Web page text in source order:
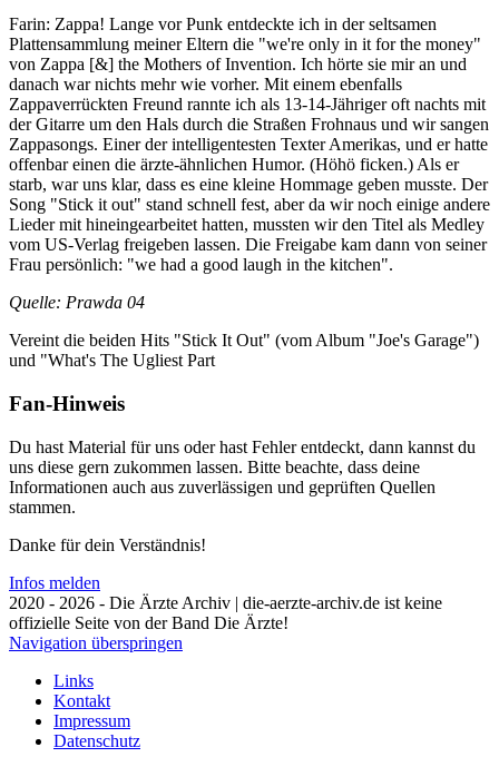
Farin: Zappa! Lange vor Punk entdeckte ich in der seltsamen
Plattensammlung meiner Eltern die "we're only in it for the money"
von Zappa [&] the Mothers of Invention. Ich hörte sie mir an und
danach war nichts mehr wie vorher. Mit einem ebenfalls
Zappaverrückten Freund rannte ich als 13-14-Jähriger oft nachts mit
der Gitarre um den Hals durch die Straßen Frohnaus und wir sangen
Zappasongs. Einer der intelligentesten Texter Amerikas, und er hatte
offenbar einen die ärzte-ähnlichen Humor. (Höhö ficken.) Als er
starb, war uns klar, dass es eine kleine Hommage geben musste. Der
Song "Stick it out" stand schnell fest, aber da wir noch einige andere
Lieder mit hineingearbeitet hatten, mussten wir den Titel als Medley
vom US-Verlag freigeben lassen. Die Freigabe kam dann von seiner
Frau persönlich: "we had a good laugh in the kitchen".
Quelle: Prawda 04
Vereint die beiden Hits "Stick It Out" (vom Album "Joe's Garage")
und "What's The Ugliest Part
Fan-Hinweis
Du hast Material für uns oder hast Fehler entdeckt, dann kannst du
uns diese gern zukommen lassen. Bitte beachte, dass deine
Informationen auch aus zuverlässigen und geprüften Quellen
stammen.
Danke für dein Verständnis!
Infos melden
2020 - 2026 - Die Ärzte Archiv | die-aerzte-archiv.de ist keine
offizielle Seite von der Band Die Ärzte!
Navigation überspringen
Links
Kontakt
Impressum
Datenschutz